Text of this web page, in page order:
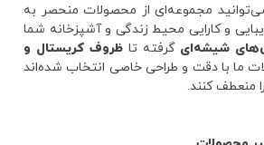
مجموعه‌ای از محصولات منحصر به
و کارایی محیط زندگی و آشپزخانه شما
شیشه‌ایگرفته تاظروف کریستال و
ما با دقت و طراحی خاصی انتخاب شده‌اند
منعطف کنند.